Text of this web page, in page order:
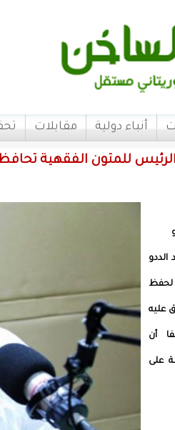
أنباء دولية مقابلات
الرئيس للمتون الفقهية
لحفظ
عليه
أن
على